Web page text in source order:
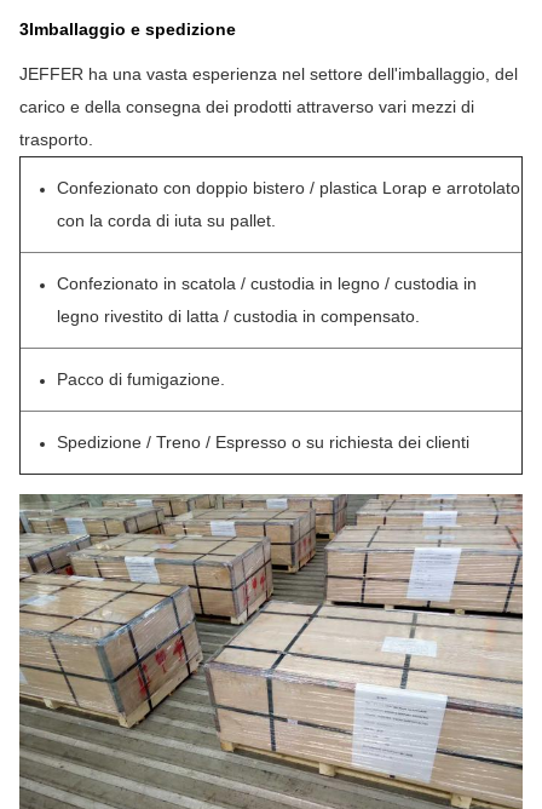
3Imballaggio e spedizione
JEFFER ha una vasta esperienza nel settore dell'imballaggio, del
carico e della consegna dei prodotti attraverso vari mezzi di
trasporto.
Confezionato con doppio bistero / plastica Lorap e arrotolato
con la corda di iuta su pallet.
Confezionato in scatola / custodia in legno / custodia in
legno rivestito di latta / custodia in compensato.
Pacco di fumigazione.
Spedizione / Treno / Espresso o su richiesta dei clienti